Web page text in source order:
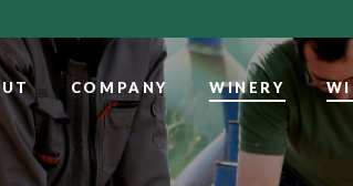
COMPANY WINERY